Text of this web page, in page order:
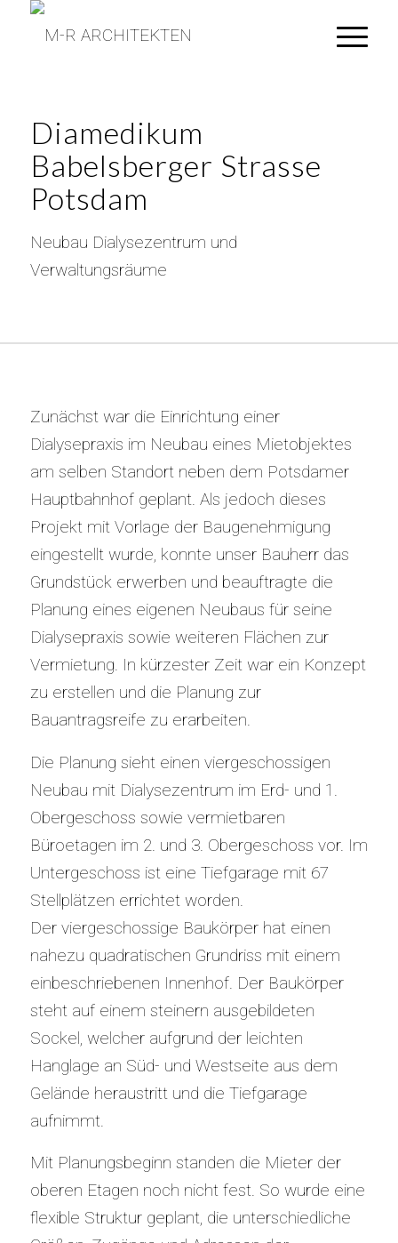
Diamedikum
Babelsberger Strasse
Potsdam
Neubau Dialysezentrum und
Verwaltungsräume
Zunächst war die Einrichtung einer
Dialysepraxis im Neubau eines Mietobjektes
am selben Standort neben dem Potsdamer
Hauptbahnhof geplant. Als jedoch dieses
Projekt mit Vorlage der Baugenehmigung
eingestellt wurde, konnte unser Bauherr das
Grundstück erwerben und beauftragte die
Planung eines eigenen Neubaus für seine
Dialysepraxis sowie weiteren Flächen zur
Vermietung. In kürzester Zeit war ein Konzept
zu erstellen und die Planung zur
Bauantragsreife zu erarbeiten.
Die Planung sieht einen viergeschossigen
Neubau mit Dialysezentrum im Erd- und 1.
Obergeschoss sowie vermietbaren
Büroetagen im 2. und 3. Obergeschoss vor. Im
Untergeschoss ist eine Tiefgarage mit 67
Stellplätzen errichtet worden.
Der viergeschossige Baukörper hat einen
nahezu quadratischen Grundriss mit einem
einbeschriebenen Innenhof. Der Baukörper
steht auf einem steinern ausgebildeten
Sockel, welcher aufgrund der leichten
Hanglage an Süd- und Westseite aus dem
Gelände heraustritt und die Tiefgarage
aufnimmt.
Mit Planungsbeginn standen die Mieter der
oberen Etagen noch nicht fest. So wurde eine
flexible Struktur geplant, die unterschiedliche